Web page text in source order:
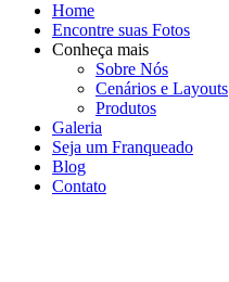
Home
Encontre suas Fotos
Conheça mais
Sobre Nós
Cenários e Layouts
Produtos
Galeria
Seja um Franqueado
Blog
Contato